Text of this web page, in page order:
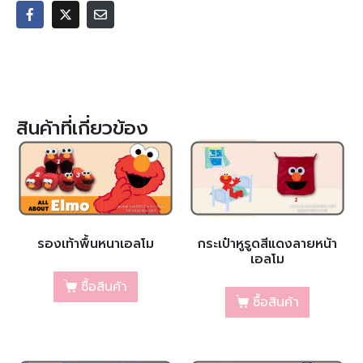
สินค้าที่เกี่ยวข้อง
รองเท้าพื้นหนาเอลโม
ซื้อสินค้า
กระเป๋าหูรูดสีแดงลายหน้า
เอลโม
ซื้อสินค้า